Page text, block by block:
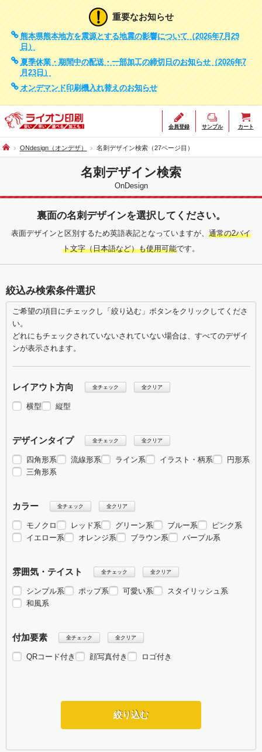
重要なお知らせ
熊本県熊本地方を震源とする地震の影響について（2026年7月29
日）
夏季休業・期間中の配送・一部加工の締切日のお知らせ（2026年7
月23日）
オンデマンド印刷機入れ替えのお知らせ
会員登録 サンプル カート
ONdesign（オンデザ） 名刺デザイン検索（27ページ目）
名刺デザイン検索
OnDesign
裏面の名刺デザインを選択してください。
表面デザインと区別するため英語表記となっていますが、 通常の2バイ
ト文字（日本語など）も使用可能です。
絞込み検索条件選択
ご希望の項目にチェックし「絞り込む」ボタンをクリックしてくださ
い。
どれにもチェックされていないされていない場合は、すべてのデザイ
ンが表示されます。
レイアウト方向 全チェック 全クリア
横型 縦型
デザインタイプ 全チェック 全クリア
四角形系 流線形系 ライン系 イラスト・柄系
円形系
三角形系
カラー 全チェック 全クリア
モノクロ レッド系 グリーン系 ブルー系
ピンク系
イエロー系
オレンジ系 ブラウン系 パープル系
雰囲気・テイスト 全チェック 全クリア
シンプル系 ポップ系 可愛い系
スタイリッシュ系
和風系
付加要素 全チェック 全クリア
QRコード付き 顔写真付き ロゴ付き
絞り込む